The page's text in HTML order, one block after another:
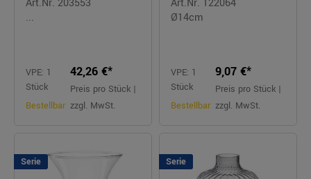
Art.Nr. 203553
...
VPE: 1
Stück
Bestellbar
42,26 €*
Preis pro Stück |
zzgl. MwSt.
Art.Nr. 122064
Ø14cm
VPE: 1
Stück
Bestellbar
9,07 €*
Preis pro Stück |
zzgl. MwSt.
Serie Serie